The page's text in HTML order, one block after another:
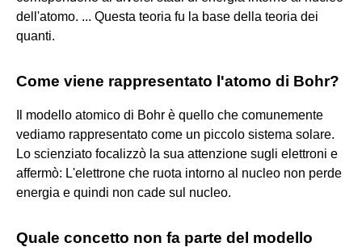
dell'atomo. ... Questa teoria fu la base della teoria dei
quanti.
Come viene rappresentato l'atomo di Bohr?
Il modello atomico di Bohr è quello che comunemente
vediamo rappresentato come un piccolo sistema solare.
Lo scienziato focalizzò la sua attenzione sugli elettroni e
affermò: L'elettrone che ruota intorno al nucleo non perde
energia e quindi non cade sul nucleo.
Quale concetto non fa parte del modello